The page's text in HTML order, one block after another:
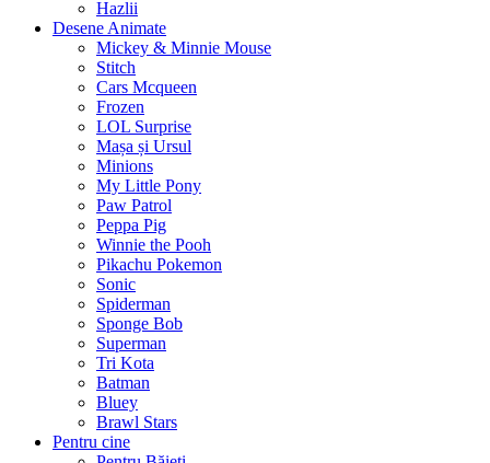
Hazlii
Desene Animate
Mickey & Minnie Mouse
Stitch
Cars Mcqueen
Frozen
LOL Surprise
Mașa și Ursul
Minions
My Little Pony
Paw Patrol
Peppa Pig
Winnie the Pooh
Pikachu Pokemon
Sonic
Spiderman
Sponge Bob
Superman
Tri Kota
Batman
Bluey
Brawl Stars
Pentru cine